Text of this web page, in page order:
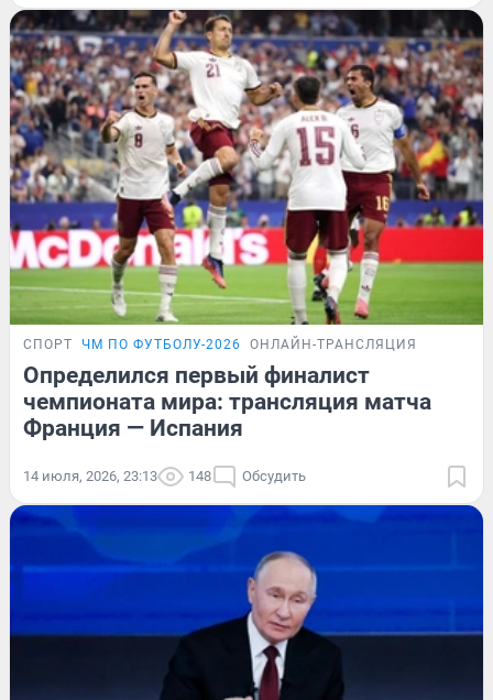
СПОРТ ЧМ ПО ФУТБОЛУ-2026 ОНЛАЙН-ТРАНСЛЯЦИЯ
Определился первый финалист
чемпионата мира: трансляция матча
Франция — Испания
14 июля, 2026, 23:13 148 Обсудить